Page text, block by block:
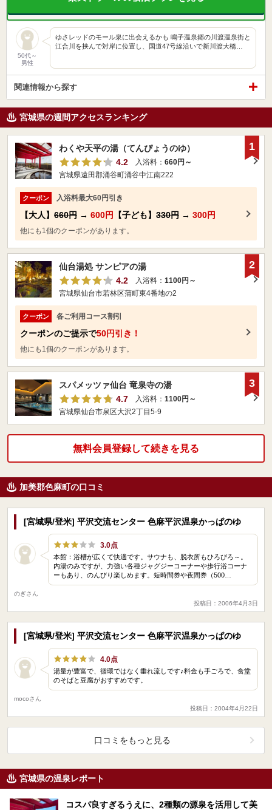
50代～
男性
ゆさレッドのモール泉に出会えるかも 鳴子温泉郷の川渡温泉街と
江合川を挟んで対岸に位置し、国道47号線沿いで新川渡大橋…
関連情報から探す
宮城県の週間アクセスランキング
わくや天平の湯（てんぴょうのゆ）
4.2
入浴料： 660円～
宮城県遠田郡涌谷町涌谷中江南222
クーポン 入浴料最大60円引き
【大人】 660円 → 600円 【子ども】 330円 → 300円
他にも1個のクーポンがあります。
1
仙台湯処 サンピアの湯
4.2
入浴料： 1100円～
宮城県仙台市若林区蒲町東4番地の2
クーポン 各ご利用コース割引
クーポンのご提示で50円引き！
他にも1個のクーポンがあります。
2
スパメッツァ仙台 竜泉寺の湯
4.7
入浴料： 1100円～
宮城県仙台市泉区大沢2丁目5-9
3
無料会員登録して続きを見る
加美郡色麻町の口コミ
[宮城県/登米] 平沢交流センター 色麻平沢温泉かっぱのゆ
3.0点
本館：浴槽が広くて快適です。サウナも、脱衣所もひろびろ～。
内湯のみですが、力強い各種ジャグジーコーナーや歩行浴コーナ
ーもあり、のんびり楽しめます。短時間券や夜間券（500…
のぎさん
投稿日：2006年4月3日
[宮城県/登米] 平沢交流センター 色麻平沢温泉かっぱのゆ
4.0点
湯量が豊富で、循環ではなく垂れ流しです♪料金も手ごろで、食堂
のそばと豆腐がおすすめです。
mocoさん
投稿日：2004年4月22日
口コミをもっと見る
宮城県の温泉レポート
コスパ良すぎるうえに、2種類の源泉を活用して美